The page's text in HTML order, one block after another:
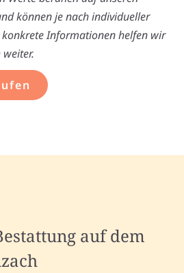
können je nach individueller
Informationen helfen wir
auf dem